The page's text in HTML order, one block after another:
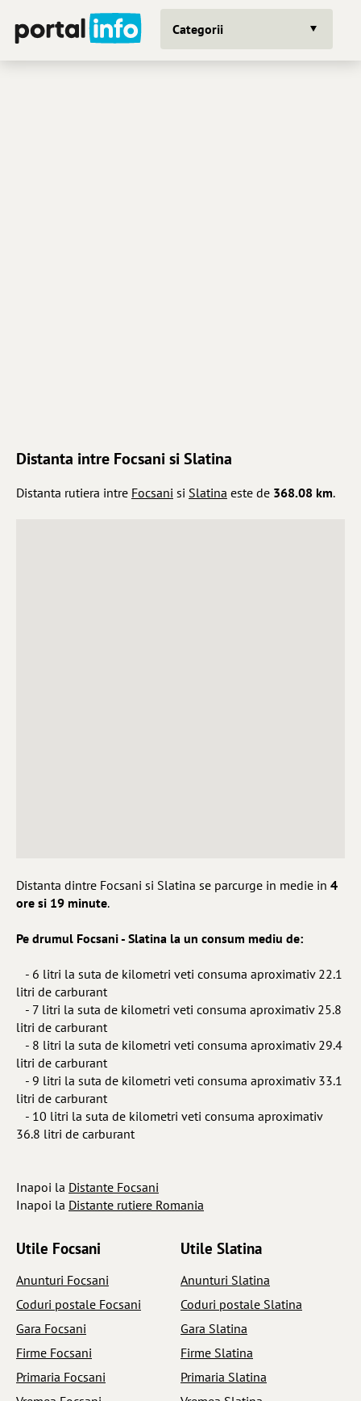
Categorii
Distanta intre Focsani si Slatina
Distanta rutiera intre Focsani si Slatina este de 368.08 km.
Distanta dintre Focsani si Slatina se parcurge in medie in 4
ore si 19 minute.
Pe drumul Focsani - Slatina la un consum mediu de:
- 6 litri la suta de kilometri veti consuma aproximativ 22.1
litri de carburant
- 7 litri la suta de kilometri veti consuma aproximativ 25.8
litri de carburant
- 8 litri la suta de kilometri veti consuma aproximativ 29.4
litri de carburant
- 9 litri la suta de kilometri veti consuma aproximativ 33.1
litri de carburant
- 10 litri la suta de kilometri veti consuma aproximativ
36.8 litri de carburant
Inapoi la Distante Focsani
Inapoi la Distante rutiere Romania
Utile Focsani
Anunturi Focsani
Coduri postale Focsani
Gara Focsani
Firme Focsani
Primaria Focsani
Utile Slatina
Anunturi Slatina
Coduri postale Slatina
Gara Slatina
Firme Slatina
Primaria Slatina